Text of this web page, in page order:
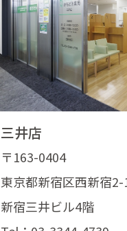
三井店
〒163-0404
東京都新宿区西新宿2-
新宿三井ビル4階